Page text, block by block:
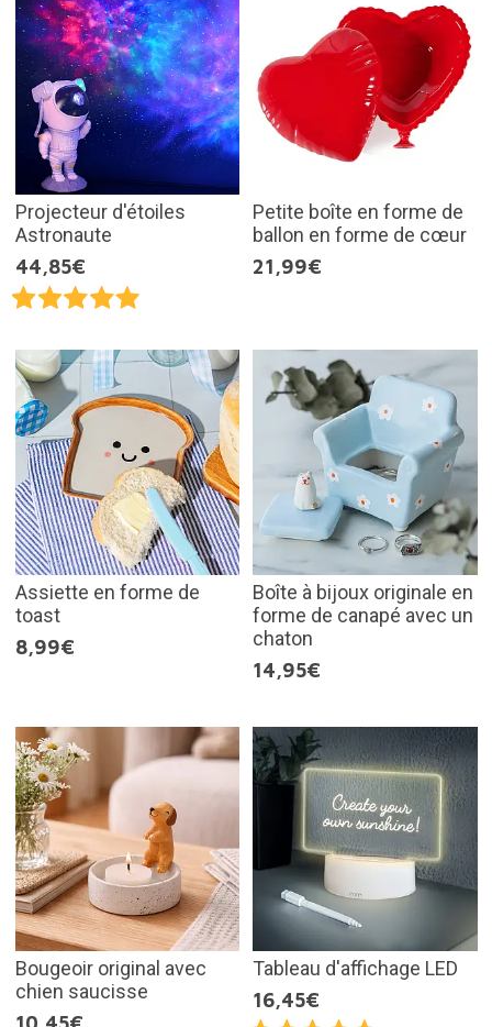
Projecteur d'étoiles
Astronaute
44,85€
Petite boîte en forme de
ballon en forme de cœur
21,99€
Assiette en forme de
toast
8,99€
Boîte à bijoux originale en
forme de canapé avec un
chaton
14,95€
Bougeoir original avec
chien saucisse
Tableau d'affichage LED
16,45€